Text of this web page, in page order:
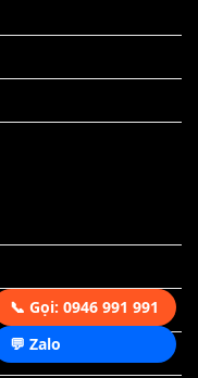
📞 Gọi: 0946 991 991
💬 Zalo